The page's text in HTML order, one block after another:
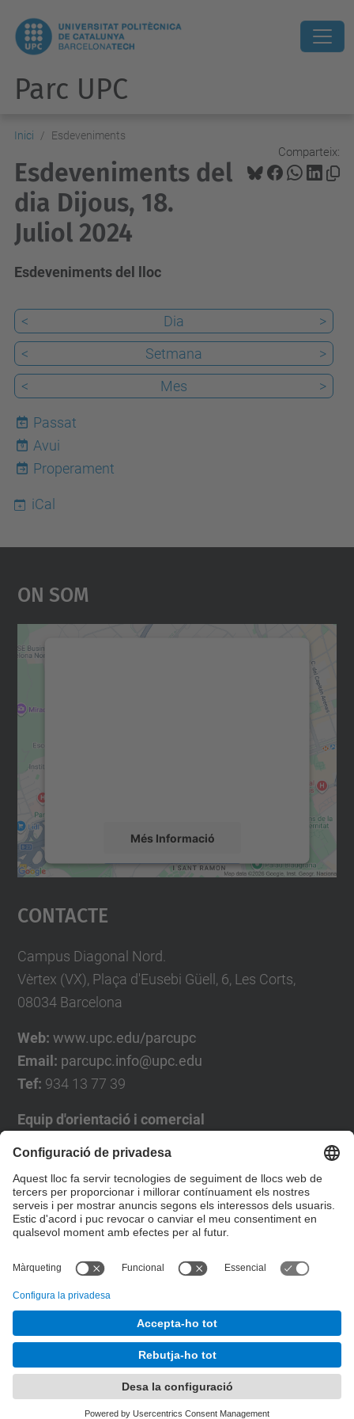
Parc UPC
Inici Esdeveniments
Comparteix:
Esdeveniments del
dia Dijous, 18.
Juliol 2024
Esdeveniments del lloc
< Dia
>
<
Setmana
>
<
Mes >
Passat
9
Avui
Properament
iCal
On Som
Més Informació
Accepta
powered by
Contacte
Campus Diagonal Nord.
Vèrtex (VX), Plaça d'Eusebi Güell, 6, Les Corts,
08034 Barcelona
Web: www.upc.edu/parcupc
Email: parcupc.info@upc.edu
Tef: 934 13 77 39
Equip d'orientació i comercial
José Luís Grande
Tel. 93 4137194
jose.luis.grande@upc.edu
Formulari de contacte
Desenvolupat amb
Mapa del lloc Accessibilitat